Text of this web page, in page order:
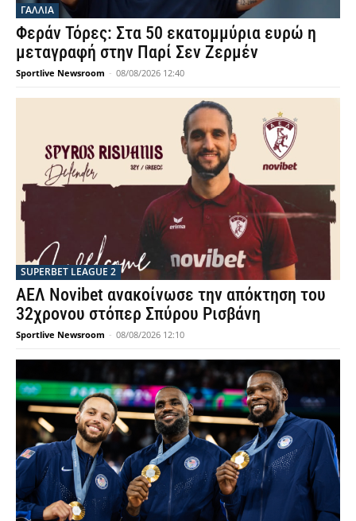
ΓΑΛΛΙΑ
Φεράν Τόρες: Στα 50 εκατομμύρια ευρώ η
μεταγραφή στην Παρί Σεν Ζερμέν
Sportlive Newsroom - 08/08/2026 12:40
SUPERBET LEAGUE 2
ΑΕΛ Novibet ανακοίνωσε την απόκτηση του
32χρονου στόπερ Σπύρου Ρισβάνη
Sportlive Newsroom - 08/08/2026 12:10